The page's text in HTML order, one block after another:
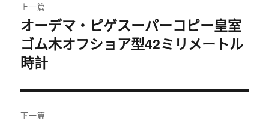
章
导
航
上一篇
上
篇
文
オーデマ・ピゲスーパーコピー皇室
ゴム木オフショア型42ミリメートル
時計
下一篇